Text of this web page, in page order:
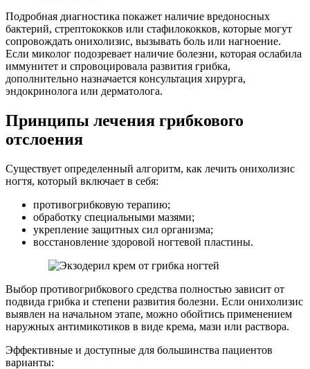
Подробная диагностика покажет наличие вредоносных
бактерий, стрептококков или стафилококков, которые могут
сопровождать онихолизис, вызывать боль или нагноение.
Если миколог подозревает наличие болезни, которая ослабила
иммунитет и спровоцировала развития грибка,
дополнительно назначается консультация хирурга,
эндокринолога или дерматолога.
Принципы лечения грибкового
отслоения
Существует определенный алгоритм, как лечить онихолизис
ногтя, который включает в себя:
противогрибковую терапию;
обработку специальными мазями;
укрепление защитных сил организма;
восстановление здоровой ногтевой пластины.
Выбор противогрибкового средства полностью зависит от
подвида грибка и степени развития болезни. Если онихолизис
выявлен на начальном этапе, можно обойтись применением
наружных антимикотиков в виде крема, мази или раствора.
Эффективные и доступные для большинства пациентов
варианты: